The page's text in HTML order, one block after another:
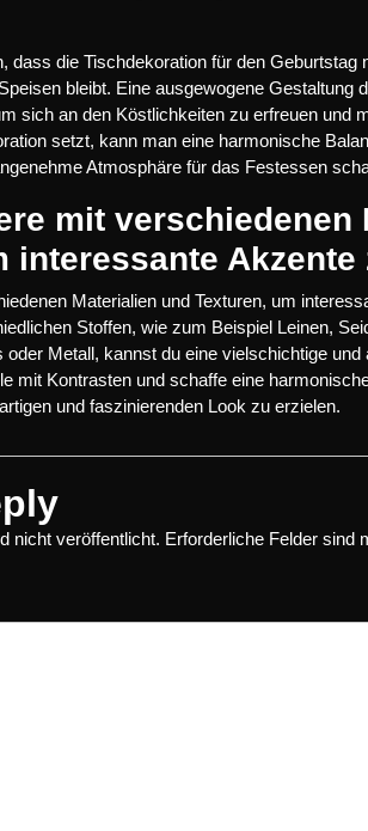
dass die Tischdekoration für den Geburtstag
bleibt. Eine ausgewogene Gestaltung
sich an den Köstlichkeiten zu erfreuen und
setzt, kann man eine harmonische
Atmosphäre für das Festessen
mit verschiedenen
interessante Akzente
Materialien und Texturen, um
Stoffen, wie zum Beispiel Leinen,
oder Metall, kannst du eine vielschichtige
mit Kontrasten und schaffe eine
und faszinierenden Look zu erzielen.
nicht veröffentlicht. Erforderliche Felder sind